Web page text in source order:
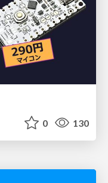
0 130